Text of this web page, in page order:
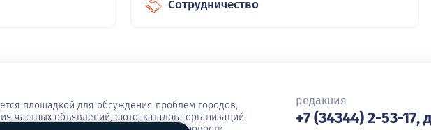
Сотрудничество
площадкой для обсуждения проблем городов,
частных объявлений, фото, каталога организаций.
редакция
+7 (34344) 2-53-17,